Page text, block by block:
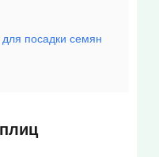
посадки семян